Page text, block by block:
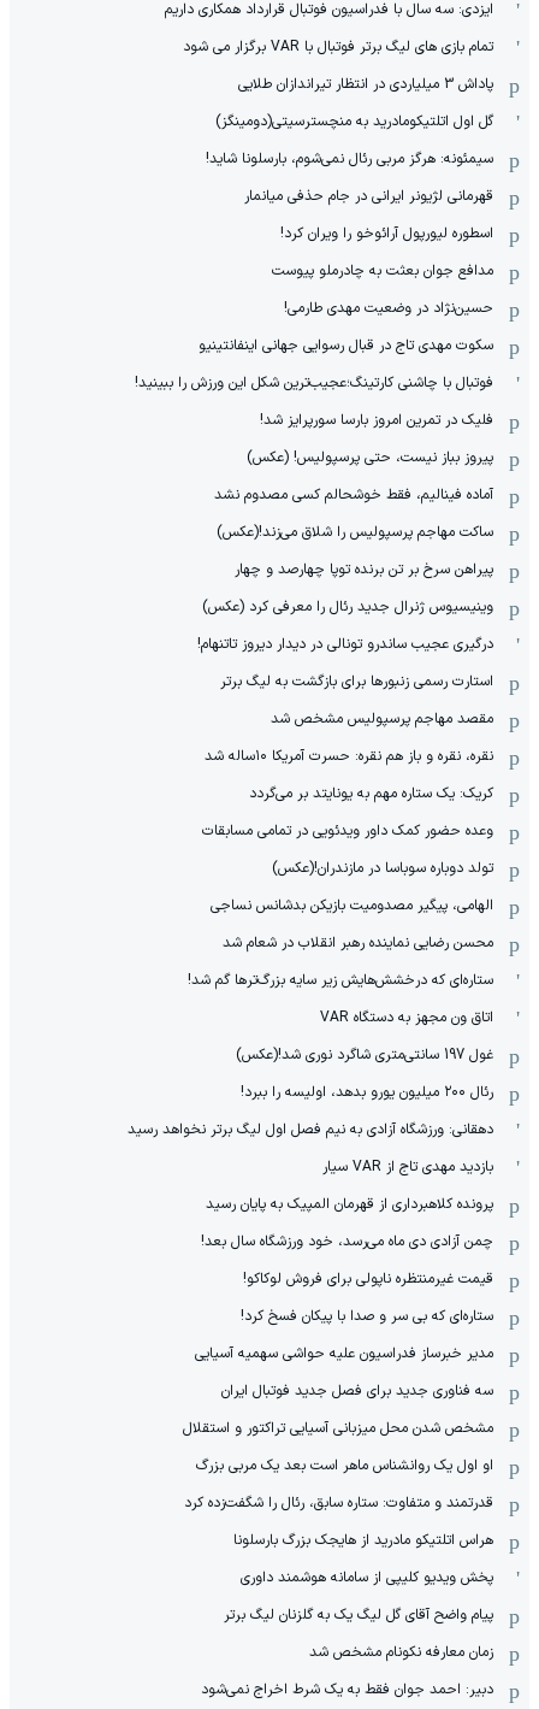
ایزدی: سه سال با فدراسیون فوتبال قرارداد همکاری داریم
تمام بازی های لیگ برتر فوتبال با VAR برگزار می شود
پاداش 3 میلیاردی در انتظار تیراندازان طلایی
گل اول اتلتیکومادرید به منچسترسیتی(دومینگز)
سیمئونه: هرگز مربی رئال نمی‌شوم، بارسلونا شاید!
قهرمانی لژیونر ایرانی در جام حذفی میانمار
اسطوره لیورپول آرائوخو را ویران کرد!
مدافع جوان بعثت به چادرملو پیوست
حسین‌نژاد در وضعیت مهدی طارمی!
سکوت مهدی تاج در قبال رسوایی جهانی اینفانتینیو
فوتبال با چاشنی کارتینگ؛عجیب‌ترین شکل این ورزش را ببینید!
فلیک در تمرین امروز بارسا سورپرایز شد!
پیروز بباز نیست، حتی پرسپولیس! (عکس)
آماده فینالیم، فقط خوشحالم کسی مصدوم نشد
ساکت مهاجم پرسپولیس را شلاق می‌زند!(عکس)
پیراهن سرخ بر تن برنده توپا چهارصد و چهار
وینیسیوس ژنرال جدید رئال را معرفی کرد (عکس)
درگیری عجیب ساندرو تونالی در دیدار دیروز تاتنهام!
استارت رسمی زنبورها برای بازگشت به لیگ برتر
مقصد مهاجم پرسپولیس مشخص شد
نقره، نقره و باز هم نقره: حسرت آمریکا ۱۰‌ساله شد
کریک: یک ستاره مهم به یونایتد بر می‌گردد
وعده حضور کمک داور ویدئویی در تمامی مسابقات
تولد دوباره سوباسا در مازندران!(عکس)
الهامی، پیگیر مصدومیت بازیکن بدشانس نساجی
محسن رضایی نماینده رهبر انقلاب در شعام شد
ستاره‌ای که درخشش‌هایش زیر سایه بزرگ‌ترها گم شد!
اتاق ون مجهز به دستگاه VAR
غول 197 سانتی‌متری شاگرد نوری شد!(عکس)
رئال ۲۰۰ میلیون یورو بدهد، اولیسه را ببرد!
دهقانی: ورزشگاه آزادی به نیم فصل اول لیگ برتر نخواهد رسید
بازدید مهدی تاج از VAR سیار
پرونده کلاهبرداری از قهرمان المپیک به پایان رسید
چمن آزادی دی ماه می‌رسد، خود ورزشگاه سال بعد!
قیمت غیرمنتظره ناپولی برای فروش لوکاکو!
ستاره‌ای که بی سر و صدا با پیکان فسخ کرد!
مدیر خبرساز فدراسیون علیه حواشی سهمیه آسیایی
سه فناوری جدید برای فصل جدید فوتبال ایران
مشخص شدن محل میزبانی آسیایی تراکتور و استقلال
او اول یک روانشناس ماهر است بعد یک مربی بزرگ
قدرتمند و متفاوت: ستاره سابق، رئال را شگفت‌زده کرد
هراس اتلتیکو مادرید از هایجک بزرگ بارسلونا
پخش ویدیو کلیپی از سامانه هوشمند داوری
پیام واضح آقای گل لیگ یک به گلزنان لیگ برتر
زمان معارفه نکونام مشخص شد
دبیر: احمد جوان فقط به یک شرط اخراج نمی‌شود